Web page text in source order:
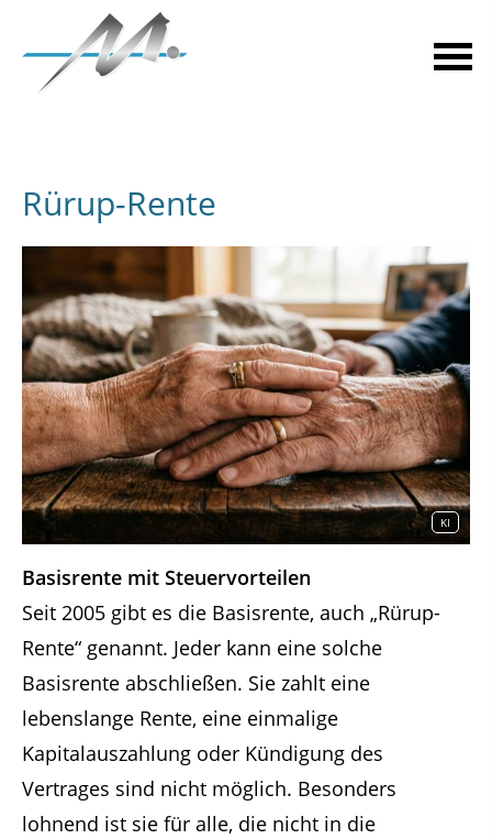
Rürup-Rente
KI
Basisrente mit Steuervorteilen
Seit 2005 gibt es die Basisrente, auch „Rürup-
Rente“ genannt. Jeder kann eine solche
Basisrente abschließen. Sie zahlt eine
lebenslange Rente, eine einmalige
Kapitalauszahlung oder Kündigung des
Vertrages sind nicht möglich. Besonders
lohnend ist sie für alle, die nicht in die